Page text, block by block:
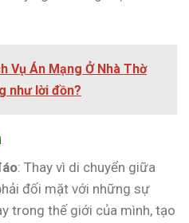
Vụ Án Mạng Ở Nhà Thờ
như lời đồn?
: Thay vì di chuyển giữa
đối mặt với những sự
trong thế giới của mình, tạo